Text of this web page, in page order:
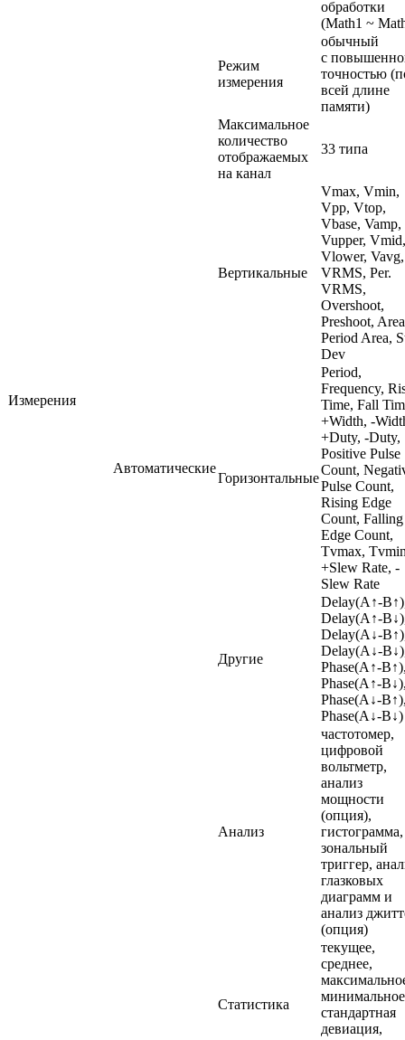
Измерения
Автоматические
обработки
(Math1 ~
Режим
измерения
обычный
с
точностью
всей длине
памяти)
Максимальное
количество
отображаемых
на канал
33 типа
Вертикальные
Vmax, Vmin,
Vpp, Vtop,
Vbase, Vamp,
Vupper, Vmid,
Vlower, Vavg,
VRMS, Per.
VRMS,
Overshoot,
Preshoot,
Period Area,
Dev
Горизонтальные
Period,
Frequency,
Time, Fall
+Width, -
+Duty, -Duty,
Positive Pulse
Count,
Pulse Count,
Rising Edge
Count, Falling
Edge Count,
Tvmax,
+Slew Rate, -
Slew Rate
Другие
Delay(A↑-
Delay(A↑-
Delay(A↓-
Delay(A↓-
Phase(A↑-
Phase(A↑-
Phase(A↓-
Phase(A↓-B↓)
Анализ
частотомер,
цифровой
вольтметр,
анализ
мощности
(опция),
гистограмма,
зональный
триггер,
глазковых
диаграмм и
анализ
(опция)
Статистика
текущее,
среднее,
стандартная
девиация,